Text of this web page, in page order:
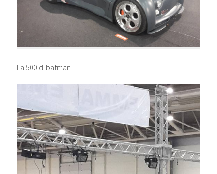
La 500 di batman!